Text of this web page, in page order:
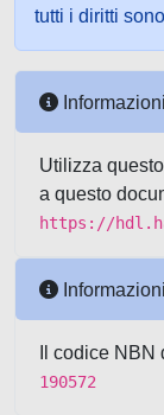
tutti i diritti
Informazioni
Utilizza
a questo
https://
Informazioni
Il codice
190572